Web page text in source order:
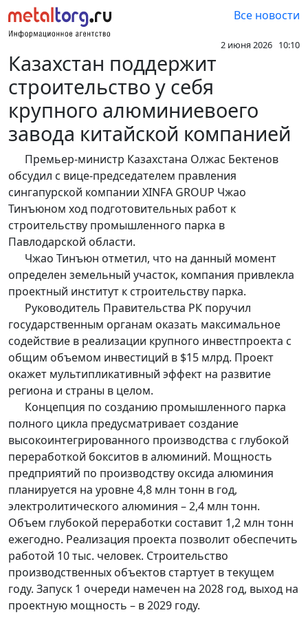
Все новости
2 июня 2026 10:10
Казахстан поддержит
строительство у себя
крупного алюминиевоего
завода китайской компанией
Премьер-министр Казахстана Олжас Бектенов
обсудил с вице-председателем правления
сингапурской компании XINFA GROUP Чжао
Тинъюном ход подготовительных работ к
строительству промышленного парка в
Павлодарской области.
Чжао Тинъюн отметил, что на данный момент
определен земельный участок, компания привлекла
проектный институт к строительству парка.
Руководитель Правительства РК поручил
государственным органам оказать максимальное
содействие в реализации крупного инвестпроекта с
общим объемом инвестиций в $15 млрд. Проект
окажет мультипликативный эффект на развитие
региона и страны в целом.
Концепция по созданию промышленного парка
полного цикла предусматривает создание
высокоинтегрированного производства с глубокой
переработкой бокситов в алюминий. Мощность
предприятий по производству оксида алюминия
планируется на уровне 4,8 млн тонн в год,
электролитического алюминия – 2,4 млн тонн.
Объем глубокой переработки составит 1,2 млн тонн
ежегодно. Реализация проекта позволит обеспечить
работой 10 тыс. человек. Строительство
производственных объектов стартует в текущем
году. Запуск 1 очереди намечен на 2028 год, выход на
проектную мощность – в 2029 году.